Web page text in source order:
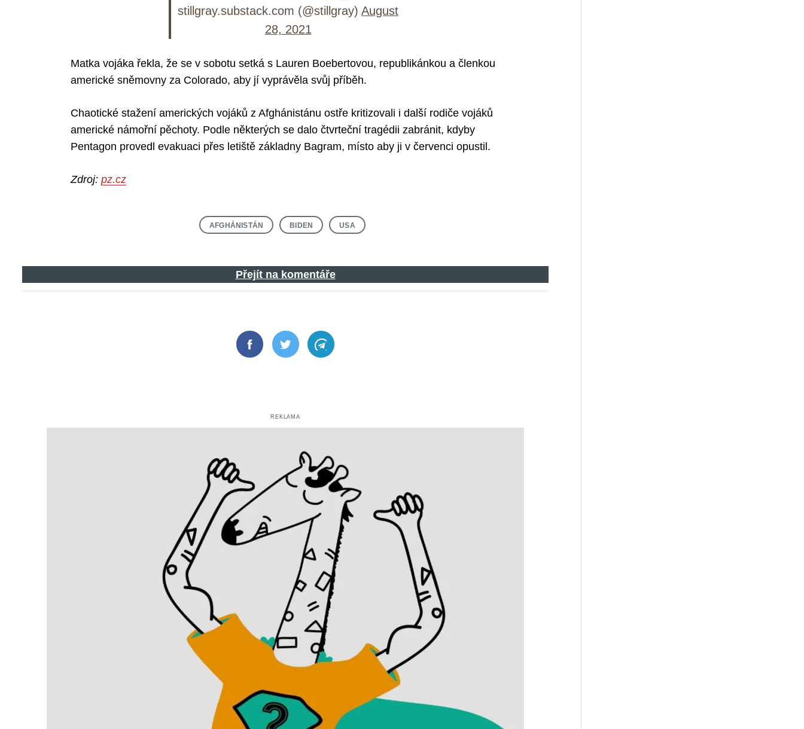
stillgray.substack.com (@stillgray) August
28, 2021
Matka vojáka řekla, že se v sobotu setká s Lauren Boebertovou, republikánkou a členkou
americké sněmovny za Colorado, aby jí vyprávěla svůj příběh.
Chaotické stažení amerických vojáků z Afghánistánu ostře kritizovali i další rodiče vojáků
americké námořní pěchoty. Podle některých se dalo čtvrteční tragédii zabránit, kdyby
Pentagon provedl evakuaci přes letiště základny Bagram, místo aby ji v červenci opustil.
Zdroj: pz.cz
AFGHÁNISTÁN BIDEN USA
Přejít na komentáře
FacebookTwitter Telegram
REKLAMA